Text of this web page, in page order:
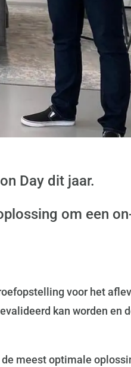
Day dit jaar.
om een
voor het
kan worden en
meest optimale